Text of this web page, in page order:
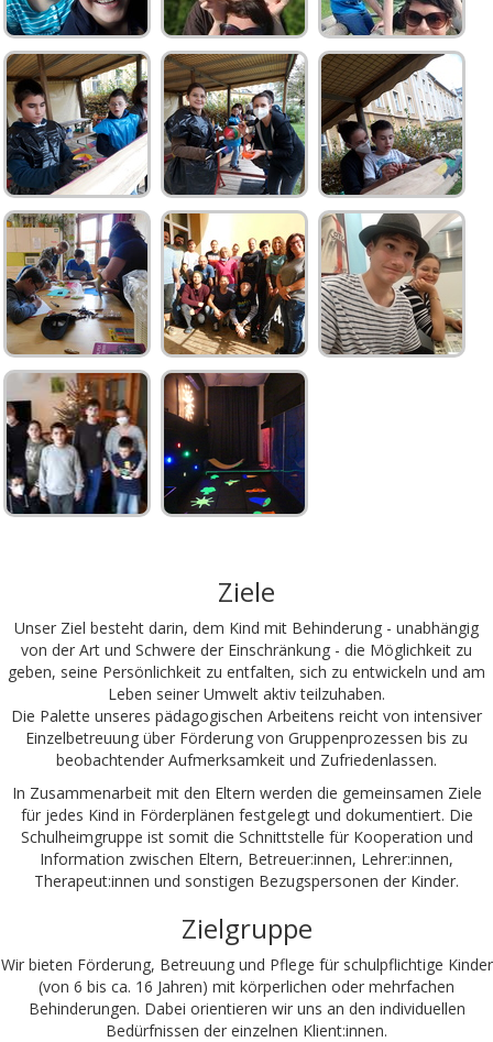
Ziele
Unser Ziel besteht darin, dem Kind mit Behinderung - unabhängig
von der Art und Schwere der Einschränkung - die Möglichkeit zu
geben, seine Persönlichkeit zu entfalten, sich zu entwickeln und am
Leben seiner Umwelt aktiv teilzuhaben.
Die Palette unseres pädagogischen Arbeitens reicht von intensiver
Einzelbetreuung über Förderung von Gruppenprozessen bis zu
beobachtender Aufmerksamkeit und Zufriedenlassen.
In Zusammenarbeit mit den Eltern werden die gemeinsamen Ziele
für jedes Kind in Förderplänen festgelegt und dokumentiert. Die
Schulheimgruppe ist somit die Schnittstelle für Kooperation und
Information zwischen Eltern, Betreuer:innen, Lehrer:innen,
Therapeut:innen und sonstigen Bezugspersonen der Kinder.
Zielgruppe
Wir bieten Förderung, Betreuung und Pflege für schulpflichtige Kinder
(von 6 bis ca. 16 Jahren) mit körperlichen oder mehrfachen
Behinderungen. Dabei orientieren wir uns an den individuellen
Bedürfnissen der einzelnen Klient:innen.